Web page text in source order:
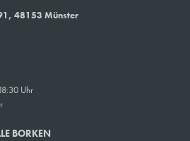
48153 Münster
Uhr
BORKEN